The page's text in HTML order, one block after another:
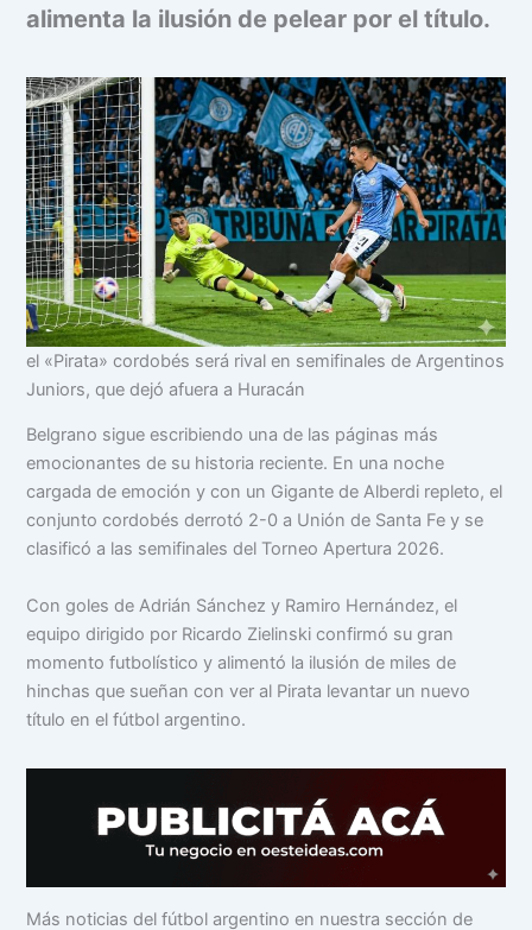
alimenta la ilusión de pelear por el título.
el «Pirata» cordobés será rival en semifinales de Argentinos
Juniors, que dejó afuera a Huracán
Belgrano sigue escribiendo una de las páginas más
emocionantes de su historia reciente. En una noche
cargada de emoción y con un Gigante de Alberdi repleto, el
conjunto cordobés derrotó 2-0 a Unión de Santa Fe y se
clasificó a las semifinales del Torneo Apertura 2026.
Con goles de Adrián Sánchez y Ramiro Hernández, el
equipo dirigido por Ricardo Zielinski confirmó su gran
momento futbolístico y alimentó la ilusión de miles de
hinchas que sueñan con ver al Pirata levantar un nuevo
título en el fútbol argentino.
Más noticias del fútbol argentino en nuestra sección de